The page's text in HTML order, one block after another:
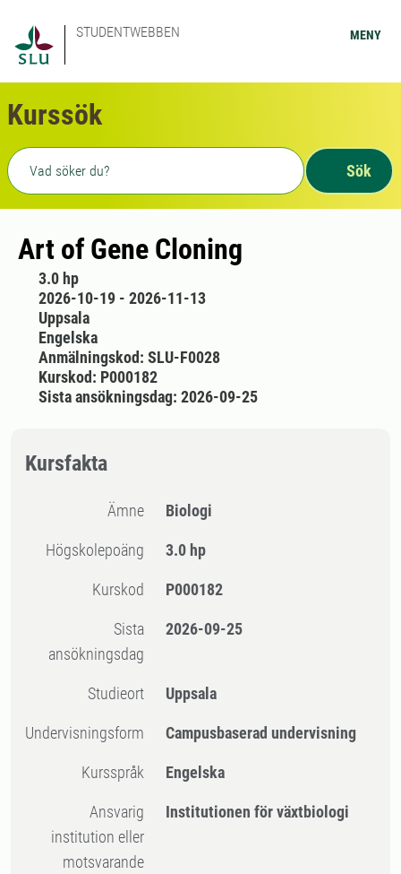
STUDENTWEBBEN MENY
Kurssök
Fritext sökning
Sök
Art of Gene Cloning
3.0 hp
2026-10-19 - 2026-11-13
Uppsala
Engelska
Anmälningskod: SLU-F0028
Kurskod: P000182
Sista ansökningsdag: 2026-09-25
Kursfakta
Ämne Biologi
högskolepoäng 3.0 hp
Kurskod P000182
Sista
ansökningsdag
2026-09-25
Studieort Uppsala
Undervisningsform Campusbaserad undervisning
Kursspråk Engelska
Ansvarig
institution eller
motsvarande
Institutionen för växtbiologi